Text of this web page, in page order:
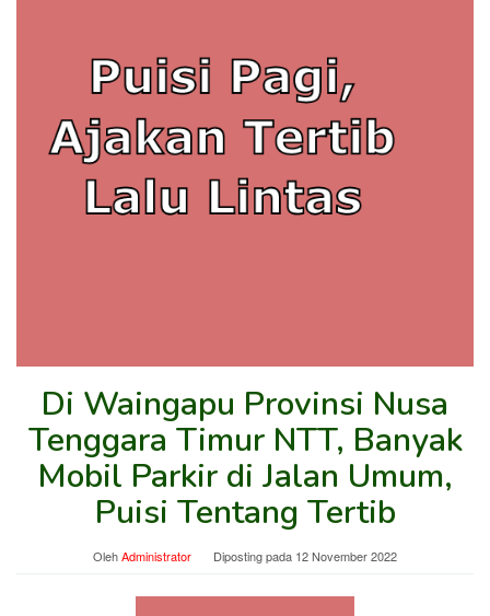
Di Waingapu Provinsi Nusa
Tenggara Timur NTT, Banyak
Mobil Parkir di Jalan Umum,
Puisi Tentang Tertib
OlehAdministrator Diposting pada 12 November 2022